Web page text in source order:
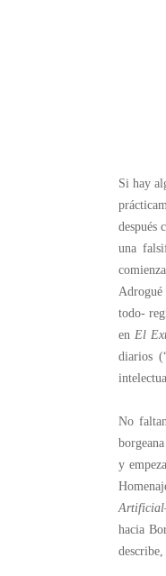
Si hay
después
una
todo-
en El
diarios
No
y
Artificial
hacia